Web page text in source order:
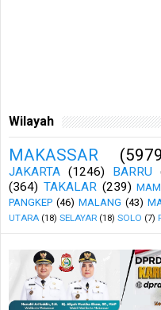
Wilayah
MAKASSAR
JAKARTA (1246) BARRU
(364) TAKALAR (239)
PANGKEP (46) MALANG (43)
UTARA (18) SELAYAR (18) SOLO (7)